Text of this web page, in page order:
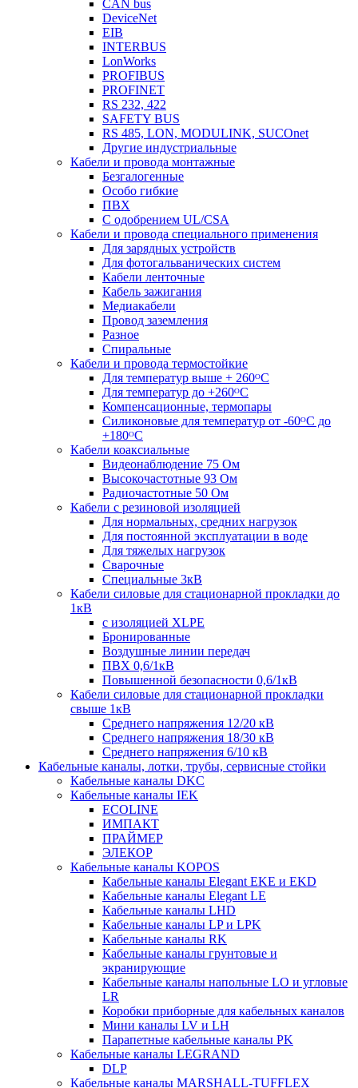
CAN bus
DeviceNet
EIB
INTERBUS
LonWorks
PROFIBUS
PROFINET
RS 232, 422
SAFETY BUS
RS 485, LON, MODULINK, SUCOnet
Другие индустриальные
Кабели и провода монтажные
Безгалогенные
Особо гибкие
ПВХ
С одобрением UL/CSA
Кабели и провода специального применения
Для зарядных устройств
Для фотогальванических систем
Кабели ленточные
Кабель зажигания
Медиакабели
Провод заземления
Разное
Спиральные
Кабели и провода термостойкие
Для температур выше + 260ᴼС
Для температур до +260ᴼС
Компенсационные, термопары
Силиконовые для температур от -60ᴼC до
+180ᴼС
Кабели коаксиальные
Видеонаблюдение 75 Ом
Высокочастотные 93 Ом
Радиочастотные 50 Ом
Кабели с резиновой изоляцией
Для нормальных, средних нагрузок
Для постоянной эксплуатации в воде
Для тяжелых нагрузок
Сварочные
Специальные 3кВ
Кабели силовые для стационарной прокладки до
1кВ
c изоляцией XLPE
Бронированные
Воздушные линии передач
ПВХ 0,6/1кВ
Повышенной безопасности 0,6/1кВ
Кабели силовые для стационарной прокладки
свыше 1кВ
Среднего напряжения 12/20 кВ
Среднего напряжения 18/30 кВ
Среднего напряжения 6/10 кВ
Кабельные каналы, лотки, трубы, сервисные стойки
Кабельные каналы DKC
Кабельные каналы IEK
ECOLINE
ИМПАКТ
ПРАЙМЕР
ЭЛЕКОР
Кабельные каналы KOPOS
Кабельные каналы Elegant EKE и EKD
Кабельные каналы Elegant LE
Кабельные каналы LHD
Кабельные каналы LP и LPK
Кабельные каналы RK
Кабельные каналы грунтовые и
экранирующие
Кабельные каналы напольные LO и угловые
LR
Коробки приборные для кабельных каналов
Мини каналы LV и LH
Парапетные кабельные каналы PK
Кабельные каналы LEGRAND
DLP
Кабельные каналы MARSHALL-TUFFLEX